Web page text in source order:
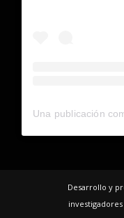
Desarrollo y